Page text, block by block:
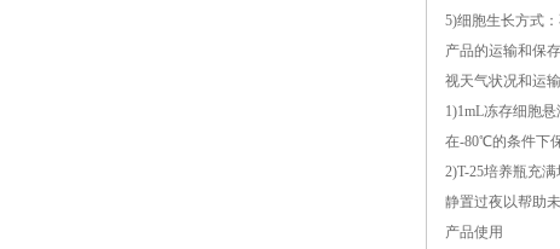
5)细胞生长方式
产品的运输和保存
视天气状况和运
1)1mL冻存细胞
在-80℃的条件下
2)T-25培养瓶充
静置过夜以帮助
产品使用